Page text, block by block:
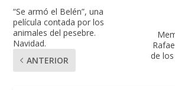
“Se armó el Belén”, una
película contada por los
animales del pesebre.
Navidad.
ANTERIOR
de